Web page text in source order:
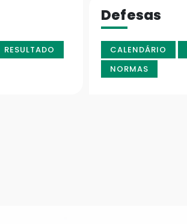
RESULTADO
Defesas
CALENDÁRIO
NORMAS